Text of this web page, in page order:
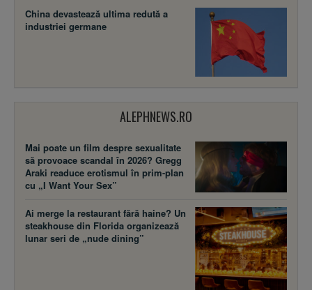
China devastează ultima redută a
industriei germane
ALEPHNEWS.RO
Mai poate un film despre sexualitate
să provoace scandal în 2026? Gregg
Araki readuce erotismul în prim-plan
cu „I Want Your Sex”
Ai merge la restaurant fără haine? Un
steakhouse din Florida organizează
lunar seri de „nude dining”